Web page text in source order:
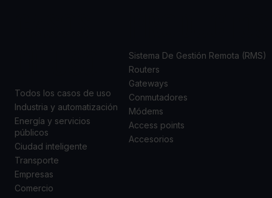
Todos los casos de uso
Industria y automatización
Energía y servicios
públicos
Ciudad inteligente
Transporte
Empresas
Comercio
Sistema De Gestión Remota (RMS)
Routers
Gateways
Conmutadores
Módems
Access points
Accesorios